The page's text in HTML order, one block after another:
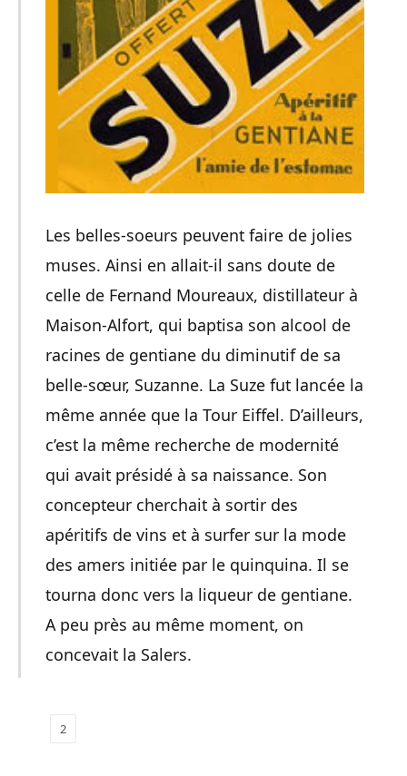
Les belles-soeurs peuvent faire de jolies
muses. Ainsi en allait-il sans doute de
celle de Fernand Moureaux, distillateur à
Maison-Alfort, qui baptisa son alcool de
racines de gentiane du diminutif de sa
belle-sœur, Suzanne. La Suze fut lancée la
même année que la Tour Eiffel. D’ailleurs,
c’est la même recherche de modernité
qui avait présidé à sa naissance. Son
concepteur cherchait à sortir des
apéritifs de vins et à surfer sur la mode
des amers initiée par le quinquina. Il se
tourna donc vers la liqueur de gentiane.
A peu près au même moment, on
concevait la Salers.
2